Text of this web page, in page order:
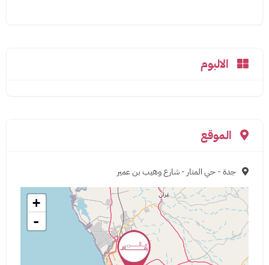
الالبوم
الموقع
جدة - حي المنار - شارع وهيب بن عمير
+
-